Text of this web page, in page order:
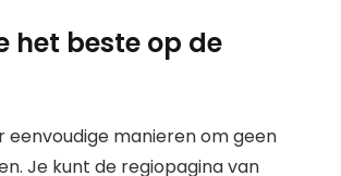
het beste op de
eenvoudige manieren om geen
Je kunt de regiopagina van